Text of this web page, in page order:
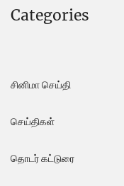
Categories
சினிமா செய்தி
செய்திகள்
தொடர் கட்டுரை